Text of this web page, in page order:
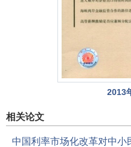
2013
相关论文
中国利率市场化改革对中